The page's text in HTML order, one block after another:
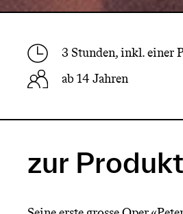
3 Stunden, inkl. einer
ab 14 Jahren
zur